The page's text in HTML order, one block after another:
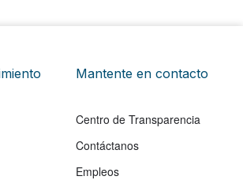
Mantente en contacto
Centro de Transparencia
Contáctanos
Empleos